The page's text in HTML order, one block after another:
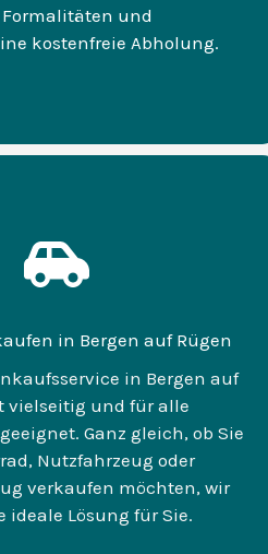
und
kostenfreie Abholung.
in Bergen auf Rügen
in Bergen auf
vielseitig und für alle
Ganz gleich, ob Sie
Nutzfahrzeug oder
verkaufen möchten, wir
ideale Lösung für Sie.